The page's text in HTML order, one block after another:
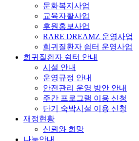
문화복지사업
교육자활사업
후원홍보사업
RARE DREAMZ 운영사업
희귀질환자 쉼터 운영사업
희귀질환자 쉼터 안내
시설 안내
운영규정 안내
안전관리 운영 방안 안내
주간 프로그램 이용 신청
단기 숙박시설 이용 신청
재정현황
신뢰와 희망
나눔안내